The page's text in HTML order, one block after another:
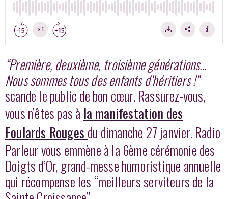
“Première, deuxième, troisième générations…
Nous sommes tous des enfants d’héritiers !”
scande le public de bon cœur. Rassurez-vous,
vous n’êtes pas à la manifestation des
Foulards Rouges du dimanche 27 janvier. Radio
Parleur vous emmène à la 6ème cérémonie des
Doigts d’Or, grand-messe humoristique annuelle
qui récompense les “meilleurs serviteurs de la